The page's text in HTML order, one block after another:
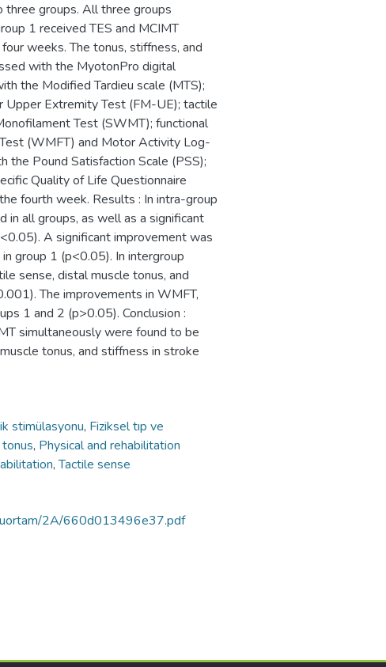
three groups. All three groups
1 received TES and MCIMT
weeks. The tonus, stiffness, and
with the MyotonPro digital
the Modified Tardieu scale (MTS);
Extremity Test (FM-UE); tactile
Test (SWMT); functional
(WMFT) and Motor Activity Log-
Pound Satisfaction Scale (PSS);
Quality of Life Questionnaire
fourth week. Results : In intra-group
in all groups, as well as a significant
A significant improvement was
group 1 (p<0.05). In intergroup
sense, distal muscle tonus, and
The improvements in WMFT,
1 and 2 (p>0.05). Conclusion :
simultaneously were found to be
tonus, and stiffness in stroke
stimülasyonu, Fiziksel tıp ve
, Physical and rehabilitation
,Tactile sense
2A/660d013496e37.pdf